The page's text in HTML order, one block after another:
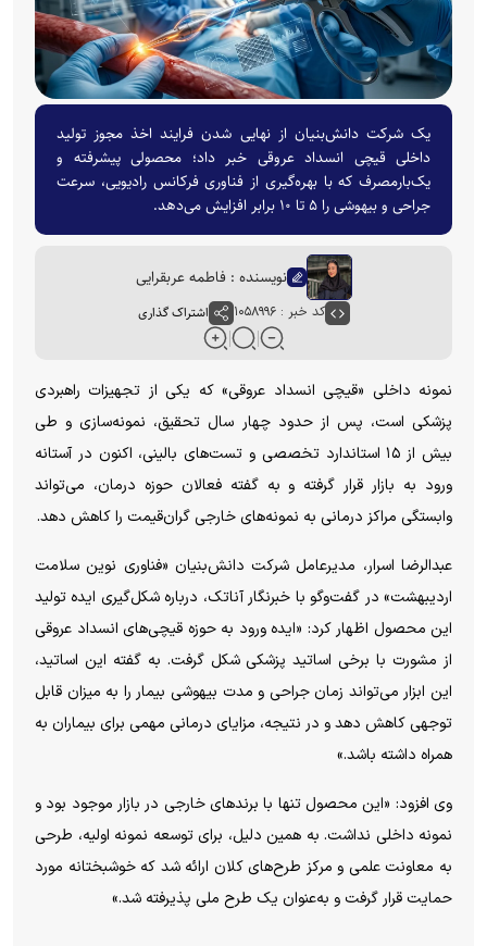
یک شرکت دانش‌بنیان از نهایی شدن فرایند اخذ مجوز تولید
داخلی قیچی انسداد عروقی خبر داد؛ محصولی پیشرفته و
یک‌بارمصرف که با بهره‌گیری از فناوری فرکانس رادیویی، سرعت
جراحی و بیهوشی را ۵ تا ۱۰ برابر افزایش می‌دهد.
نویسنده : فاطمه عربقرایی
کد خبر : ۱۰۵۸۹۹۶ اشتراک گذاری
نمونه داخلی «قیچی انسداد عروقی» که یکی از تجهیزات راهبردی
پزشکی است، پس از حدود چهار سال تحقیق، نمونه‌سازی و طی
بیش از ۱۵ استاندارد تخصصی و تست‌های بالینی، اکنون در آستانه
ورود به بازار قرار گرفته و به گفته فعالان حوزه درمان، می‌تواند
وابستگی مراکز درمانی به نمونه‌های خارجی گران‌قیمت را کاهش دهد.
عبدالرضا اسرار، مدیرعامل شرکت دانش‌بنیان «فناوری نوین سلامت
اردیبهشت» در گفت‌و‌گو با خبرنگار آناتک، درباره شکل‌گیری ایده تولید
این محصول اظهار کرد: «ایده ورود به حوزه قیچی‌های انسداد عروقی
از مشورت با برخی اساتید پزشکی شکل گرفت. به گفته این اساتید،
این ابزار می‌تواند زمان جراحی و مدت بیهوشی بیمار را به میزان قابل
توجهی کاهش دهد و در نتیجه، مزایای درمانی مهمی برای بیماران به
همراه داشته باشد.»
وی افزود: «این محصول تنها با برند‌های خارجی در بازار موجود بود و
نمونه داخلی نداشت. به همین دلیل، برای توسعه نمونه اولیه، طرحی
به معاونت علمی و مرکز طرح‌های کلان ارائه شد که خوشبختانه مورد
حمایت قرار گرفت و به‌عنوان یک طرح ملی پذیرفته شد.»